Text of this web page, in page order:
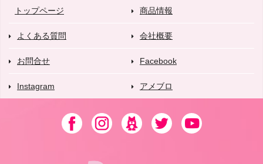
トップページ 商品情報
よくある質問 会社概要
お問合せ Facebook
Instagram アメブロ